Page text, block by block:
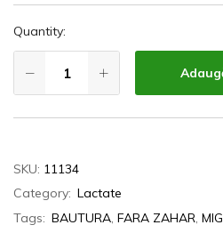
Quantity:
SKU: 11134
Category: Lactate
Tags: BAUTURA, FARA ZAHAR,